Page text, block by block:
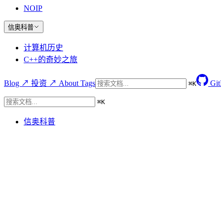
NOIP
信奥科普
计算机历史
C++的奇妙之旅
Blog ↗ 投资 ↗ About Tags ⌘K
⌘K
信奥科普